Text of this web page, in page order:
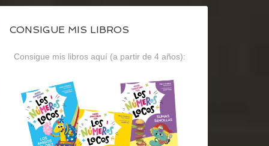
CONSIGUE MIS LIBROS
Consigue mis libros aquí (a partir de 4 años):